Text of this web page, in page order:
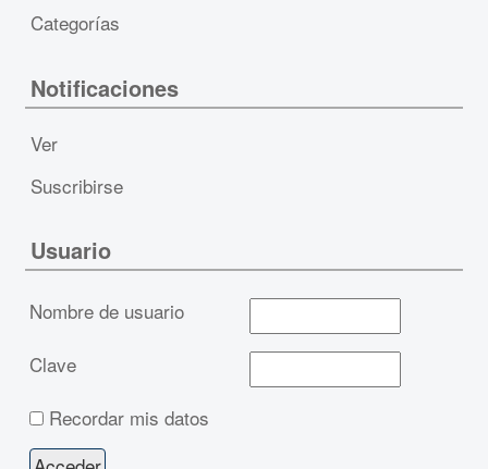
Categorías
Notificaciones
Ver
Suscribirse
Usuario
Nombre de usuario
Clave
Recordar mis datos